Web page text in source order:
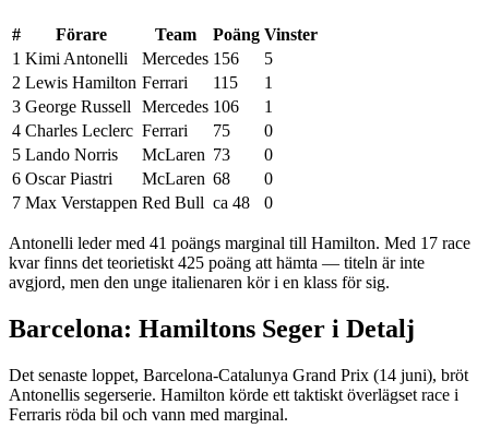
# Förare Team Poäng Vinster
1 Kimi Antonelli Mercedes 156
5
2 Lewis Hamilton Ferrari 115
1
3 George Russell Mercedes 106
1
4 Charles Leclerc Ferrari 75
0
5 Lando Norris McLaren 73
0
6 Oscar Piastri McLaren 68
0
7 Max Verstappen Red Bull ca 48 0
Antonelli leder med 41 poängs marginal till Hamilton. Med 17 race
kvar finns det teorietiskt 425 poäng att hämta — titeln är inte
avgjord, men den unge italienaren kör i en klass för sig.
Barcelona: Hamiltons Seger i Detalj
Det senaste loppet, Barcelona-Catalunya Grand Prix (14 juni), bröt
Antonellis segerserie. Hamilton körde ett taktiskt överlägset race i
Ferraris röda bil och vann med marginal.